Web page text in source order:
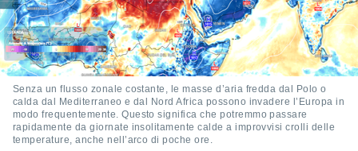
profili
per
profili
Senza un flusso zonale costante, le masse d’aria fredda dal Polo o
calda dal Mediterraneo e dal Nord Africa possono invadere l’Europa in
modo frequentemente. Questo significa che potremmo passare
rapidamente da giornate insolitamente calde a improvvisi crolli delle
temperature, anche nell’arco di poche ore.